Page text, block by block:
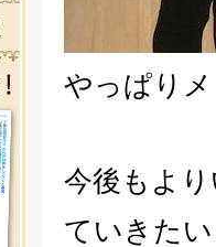
やっぱり
今後もよ
ていきた